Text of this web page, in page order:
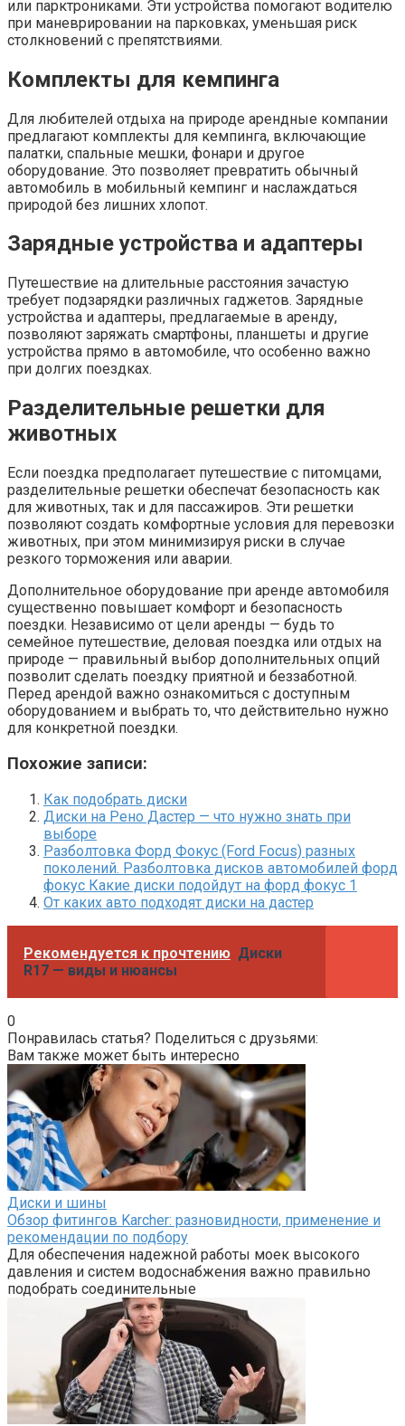
или парктрониками. Эти устройства помогают водителю
при маневрировании на парковках, уменьшая риск
столкновений с препятствиями.
Комплекты для кемпинга
Для любителей отдыха на природе арендные компании
предлагают комплекты для кемпинга, включающие
палатки, спальные мешки, фонари и другое
оборудование. Это позволяет превратить обычный
автомобиль в мобильный кемпинг и наслаждаться
природой без лишних хлопот.
Зарядные устройства и адаптеры
Путешествие на длительные расстояния зачастую
требует подзарядки различных гаджетов. Зарядные
устройства и адаптеры, предлагаемые в аренду,
позволяют заряжать смартфоны, планшеты и другие
устройства прямо в автомобиле, что особенно важно
при долгих поездках.
Разделительные решетки для
животных
Если поездка предполагает путешествие с питомцами,
разделительные решетки обеспечат безопасность как
для животных, так и для пассажиров. Эти решетки
позволяют создать комфортные условия для перевозки
животных, при этом минимизируя риски в случае
резкого торможения или аварии.
Дополнительное оборудование при аренде автомобиля
существенно повышает комфорт и безопасность
поездки. Независимо от цели аренды — будь то
семейное путешествие, деловая поездка или отдых на
природе — правильный выбор дополнительных опций
позволит сделать поездку приятной и беззаботной.
Перед арендой важно ознакомиться с доступным
оборудованием и выбрать то, что действительно нужно
для конкретной поездки.
Похожие записи:
Как подобрать диски
Диски на Рено Дастер — что нужно знать при
выборе
Разболтовка Форд Фокус (Ford Focus) разных
поколений. Разболтовка дисков автомобилей форд
фокус Какие диски подойдут на форд фокус 1
От каких авто подходят диски на дастер
Рекомендуется к прочтению Диски
R17 — виды и нюансы
0
Понравилась статья? Поделиться с друзьями:
Вам также может быть интересно
Диски и шины
Обзор фитингов Karcher: разновидности, применение и
рекомендации по подбору
Для обеспечения надежной работы моек высокого
давления и систем водоснабжения важно правильно
подобрать соединительные